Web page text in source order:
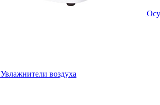
Увлажнители воздуха